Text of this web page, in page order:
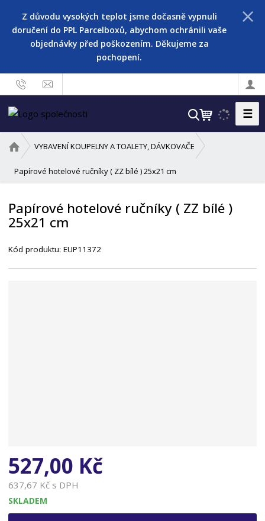
Z důvodu vysokých teplot jsme dočasně vypnuli
doručení do PPL Parcelboxů, abychom ochránili vaše
objednávky před poškozením. Děkujeme za
pochopení.
V
h
l
a
☰
v
o
í
s
r
VYBAVENÍ KOUPELNY A TOALETY, DÁVKOVAČE
Papírové hotelové ručníky ( ZZ bílé ) 25x21 cm
Papírové hotelové ručníky ( ZZ bílé )
25x21 cm
Kód produktu:EUP11372
527,00 Kč
637,67 Kč s DPH
SKLADEM